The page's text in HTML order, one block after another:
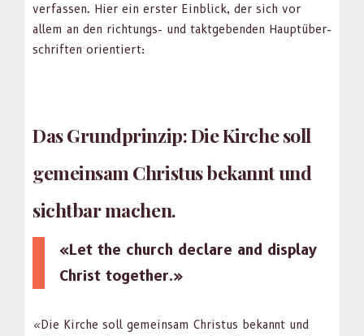
ver­fassen. Hier ein erster Ein­blick, der sich vor
allem an den rich­tungs- und tak­t­geben­den Haup­tüber­
schriften ori­en­tiert:
Das Grundprinzip: Die Kirche soll
gemeinsam Christus bekannt und
sichtbar machen.
«Let the church declare and dis­play
Christ togeth­er.»
«Die Kirche soll gemein­sam Chris­tus bekan­nt und